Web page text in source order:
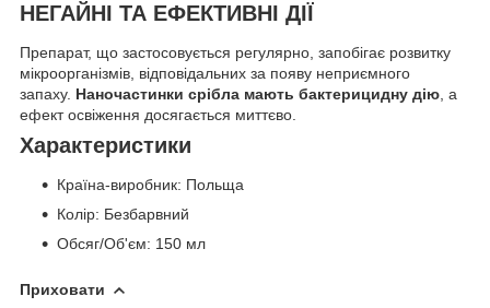
НЕГАЙНІ ТА ЕФЕКТИВНІ ДІЇ
Препарат, що застосовується регулярно, запобігає розвитку
мікроорганізмів, відповідальних за появу неприємного
запаху. Наночастинки срібла мають бактерицидну дію , а
ефект освіження досягається миттєво.
Характеристики
Країна-виробник: Польща
Колір: Безбарвний
Обсяг/Об'єм: 150 мл
Приховати